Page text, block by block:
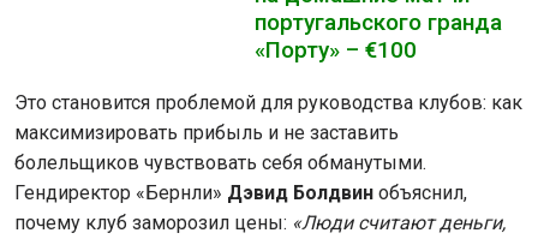
португальского гранда
«Порту» – €100
Это становится проблемой для руководства клубов: как
максимизировать прибыль и не заставить
болельщиков чувствовать себя обманутыми.
Гендиректор «Бернли» Дэвид Болдвин объяснил,
почему клуб заморозил цены: «Люди считают деньги,